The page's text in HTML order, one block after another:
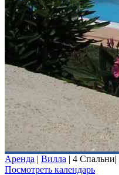
Аренда | Вилла | 4 Спальни|
Посмотреть календарь